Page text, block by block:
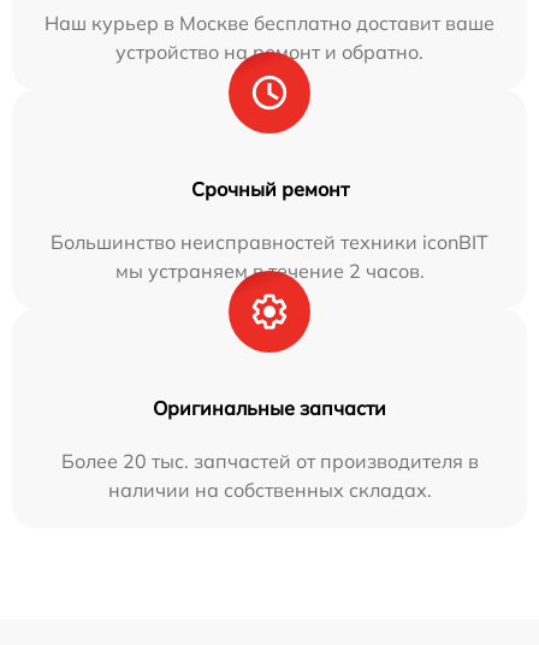
Наш курьер в Москве бесплатно доставит ваше
устройство на ремонт и обратно.
Срочный ремонт
Большинство неисправностей техники iconBIT
мы устраняем в течение 2 часов.
Оригинальные запчасти
Более 20 тыс. запчастей от производителя в
наличии на собственных складах.